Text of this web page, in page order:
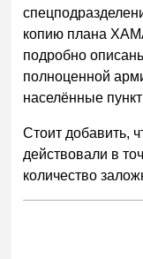
копию плана
подробно
полноценной
населённые
Стоит добавить,
действовали в
количество